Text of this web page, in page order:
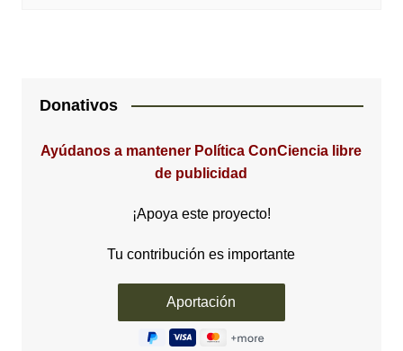
Donativos
Ayúdanos a mantener Política ConCiencia libre
de publicidad
¡Apoya este proyecto!
Tu contribución es importante